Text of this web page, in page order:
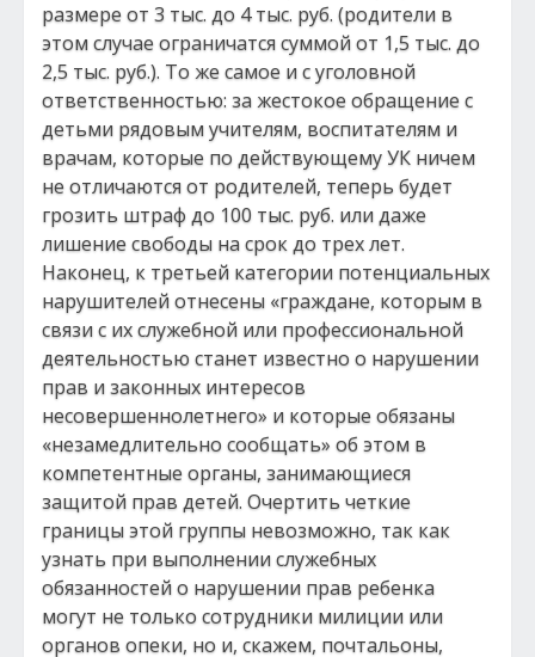
размере от 3 тыс. до 4 тыс. руб. (родители в
этом случае ограничатся суммой от 1,5 тыс. до
2,5 тыс. руб.). То же самое и с уголовной
ответственностью: за жестокое обращение с
детьми рядовым учителям, воспитателям и
врачам, которые по действующему УК ничем
не отличаются от родителей, теперь будет
грозить штраф до 100 тыс. руб. или даже
лишение свободы на срок до трех лет.
Наконец, к третьей категории потенциальных
нарушителей отнесены «граждане, которым в
связи с их служебной или профессиональной
деятельностью станет известно о нарушении
прав и законных интересов
несовершеннолетнего» и которые обязаны
«незамедлительно сообщать» об этом в
компетентные органы, занимающиеся
защитой прав детей. Очертить четкие
границы этой группы невозможно, так как
узнать при выполнении служебных
обязанностей о нарушении прав ребенка
могут не только сотрудники милиции или
органов опеки, но и, скажем, почтальоны,